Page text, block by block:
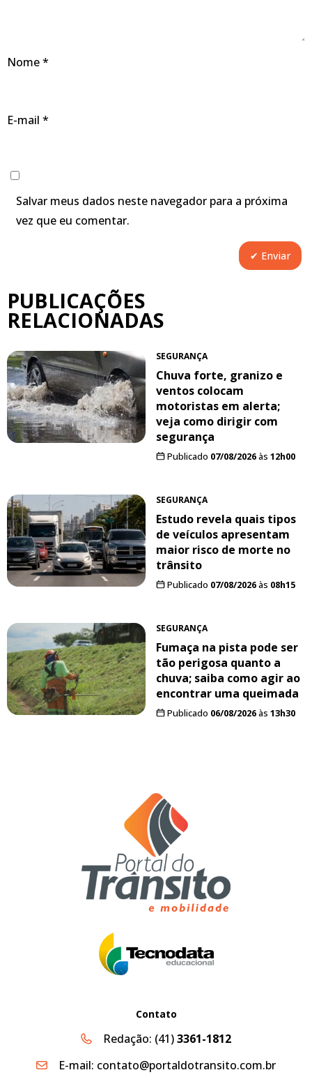
Nome*
E-mail *
Salvar meus dados neste navegador para a próxima
vez que eu comentar.
PUBLICAÇÕES
RELACIONADAS
SEGURANÇA
Chuva forte, granizo e
ventos colocam
motoristas em alerta;
veja como dirigir com
segurança
Publicado 07/08/2026às 12h00
SEGURANÇA
Estudo revela quais tipos
de veículos apresentam
maior risco de morte no
trânsito
Publicado 07/08/2026às 08h15
SEGURANÇA
Fumaça na pista pode ser
tão perigosa quanto a
chuva; saiba como agir ao
encontrar uma queimada
Publicado 06/08/2026às 13h30
Contato
Redação: (41)3361-1812
E-mail: contato@portaldotransito.com.br